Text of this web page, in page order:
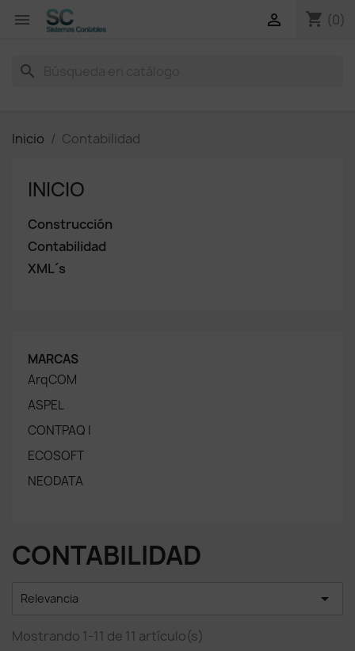
 shopping_cart (0)

search
Inicio Contabilidad
INICIO
Construcción
Contabilidad
XML´s
MARCAS
ArqCOM
ASPEL
CONTPAQ I
ECOSOFT
NEODATA
CONTABILIDAD
Relevancia 
Mostrando 1-11 de 11 artículo(s)